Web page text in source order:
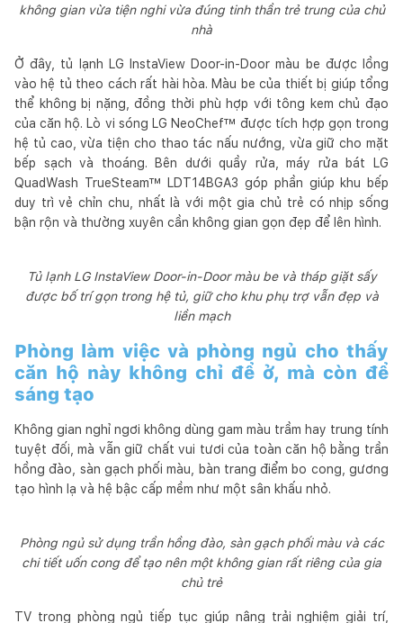
không gian vừa tiện nghi vừa đúng tinh thần trẻ trung của chủ
nhà
Ở đây, tủ lạnh LG InstaView Door-in-Door màu be được lồng
vào hệ tủ theo cách rất hài hòa. Màu be của thiết bị giúp tổng
thể không bị nặng, đồng thời phù hợp với tông kem chủ đạo
của căn hộ. Lò vi sóng LG NeoChef™ được tích hợp gọn trong
hệ tủ cao, vừa tiện cho thao tác nấu nướng, vừa giữ cho mặt
bếp sạch và thoáng. Bên dưới quầy rửa, máy rửa bát LG
QuadWash TrueSteam™ LDT14BGA3 góp phần giúp khu bếp
duy trì vẻ chỉn chu, nhất là với một gia chủ trẻ có nhịp sống
bận rộn và thường xuyên cần không gian gọn đẹp để lên hình.
Tủ lạnh LG InstaView Door-in-Door màu be và tháp giặt sấy
được bố trí gọn trong hệ tủ, giữ cho khu phụ trợ vẫn đẹp và
liền mạch
Phòng làm việc và phòng ngủ cho thấy
căn hộ này không chỉ để ở, mà còn để
sáng tạo
Không gian nghỉ ngơi không dùng gam màu trầm hay trung tính
tuyệt đối, mà vẫn giữ chất vui tươi của toàn căn hộ bằng trần
hồng đào, sàn gạch phối màu, bàn trang điểm bo cong, gương
tạo hình lạ và hệ bậc cấp mềm như một sân khấu nhỏ.
Phòng ngủ sử dụng trần hồng đào, sàn gạch phối màu và các
chi tiết uốn cong để tạo nên một không gian rất riêng của gia
chủ trẻ
TV trong phòng ngủ tiếp tục giúp nâng trải nghiệm giải trí,